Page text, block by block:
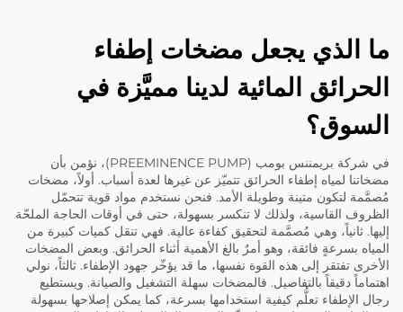
ما الذي يجعل مضخات إطفاء
الحرائق المائية لدينا مميَّزة في
السوق؟
في شركة بريمننس بومب (PREEMINENCE PUMP)، نؤمن بأن
مضخاتنا لمياه إطفاء الحرائق تتميّز عن غيرها لعدة أسباب. أولاً، مضخات
مُصمَّمة لتكون متينة وطويلة الأمد. فنحن نستخدم مواد قوية تتحمّل
الظروف القاسية، ولذلك لا تنكسر بسهولة، حتى في أوقات الحاجة الملحّة
إليها. ثانياً، وهي مُصمَّمة لتحقيق كفاءة عالية. فهي تنقل كميات كبيرة من
المياه بسرعةٍ فائقة، وهو أمرٌ بالغ الأهمية أثناء الحرائق. وبعض المضخات
الأخرى تفتقر إلى هذه القوة نفسها، ما قد يؤخّر جهود الإطفاء. ثالثاً، نولي
اهتماماً دقيقاً بالتفاصيل. فالمضخات سهلة التشغيل والصيانة. ويستطيع
رجال الإطفاء تعلُّم كيفية استخدامها بسرعة، كما يمكن إصلاحها بسهولة